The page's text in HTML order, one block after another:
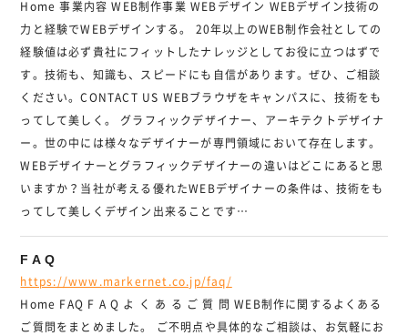
Home 事業内容 WEB制作事業 WEBデザイン WEBデザイン技術の
力と経験でWEBデザインする。 20年以上のWEB制作会社としての
経験値は必ず貴社にフィットしたナレッジとしてお役に立つはずで
す。技術も、知識も、スピードにも自信があります。ぜひ、ご相談
ください。CONTACT US WEBブラウザをキャンパスに、技術をも
ってして美しく。 グラフィックデザイナー、アーキテクトデザイナ
ー。世の中には様々なデザイナーが専門領域において存在します。
WEBデザイナーとグラフィックデザイナーの違いはどこにあると思
いますか？当社が考える優れたWEBデザイナーの条件は、技術をも
ってして美しくデザイン出来ることです…
FAQ
https://www.markernet.co.jp/faq/
Home FAQ F A Q よ く あ る ご 質 問 WEB制作に関するよくある
ご質問をまとめました。 ご不明点や具体的なご相談は、お気軽にお